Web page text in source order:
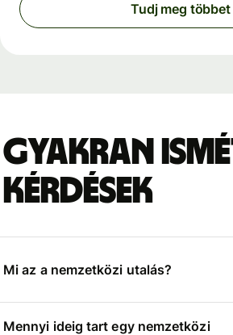
Tudj meg többet
Gyakran
kérdések
Mi az a nemzetközi utalás?
Mennyi ideig tart egy nemzetközi